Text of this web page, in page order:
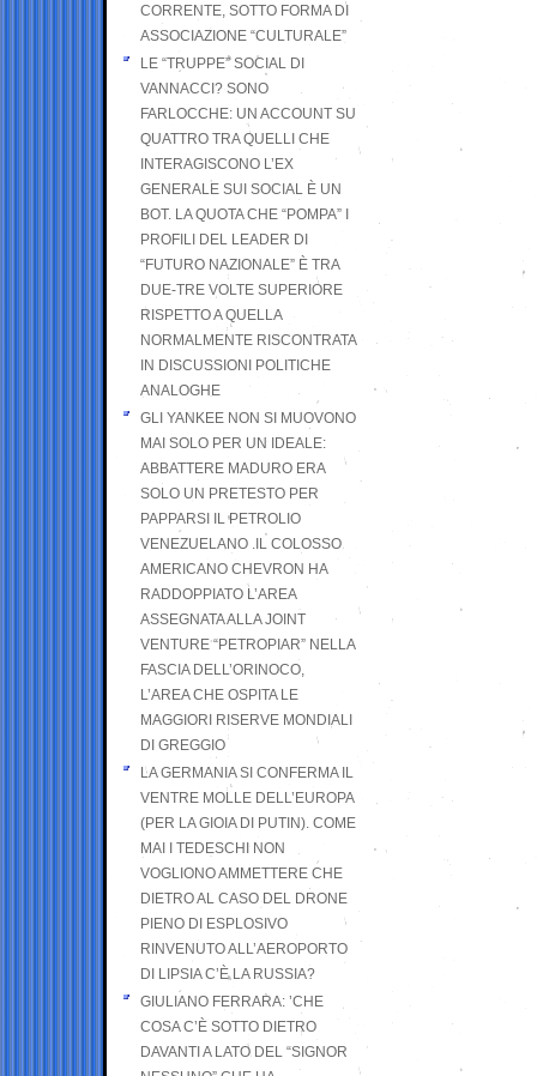
CORRENTE, SOTTO FORMA DI
ASSOCIAZIONE “CULTURALE”
LE “TRUPPE” SOCIAL DI
VANNACCI? SONO
FARLOCCHE: UN ACCOUNT SU
QUATTRO TRA QUELLI CHE
INTERAGISCONO L’EX
GENERALE SUI SOCIAL È UN
BOT. LA QUOTA CHE “POMPA” I
PROFILI DEL LEADER DI
“FUTURO NAZIONALE” È TRA
DUE-TRE VOLTE SUPERIORE
RISPETTO A QUELLA
NORMALMENTE RISCONTRATA
IN DISCUSSIONI POLITICHE
ANALOGHE
GLI YANKEE NON SI MUOVONO
MAI SOLO PER UN IDEALE:
ABBATTERE MADURO ERA
SOLO UN PRETESTO PER
PAPPARSI IL PETROLIO
VENEZUELANO .IL COLOSSO
AMERICANO CHEVRON HA
RADDOPPIATO L’AREA
ASSEGNATA ALLA JOINT
VENTURE “PETROPIAR” NELLA
FASCIA DELL’ORINOCO,
L’AREA CHE OSPITA LE
MAGGIORI RISERVE MONDIALI
DI GREGGIO
LA GERMANIA SI CONFERMA IL
VENTRE MOLLE DELL’EUROPA
(PER LA GIOIA DI PUTIN). COME
MAI I TEDESCHI NON
VOGLIONO AMMETTERE CHE
DIETRO AL CASO DEL DRONE
PIENO DI ESPLOSIVO
RINVENUTO ALL’AEROPORTO
DI LIPSIA C’È LA RUSSIA?
GIULIANO FERRARA: ’CHE
COSA C’È SOTTO DIETRO
DAVANTI A LATO DEL “SIGNOR